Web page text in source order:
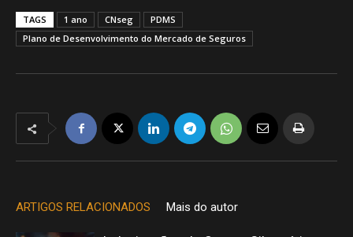
TAGS 1 ano CNseg
PDMS
Plano de Desenvolvimento do Mercado de Seguros
ARTIGOS RELACIONADOS Mais do autor